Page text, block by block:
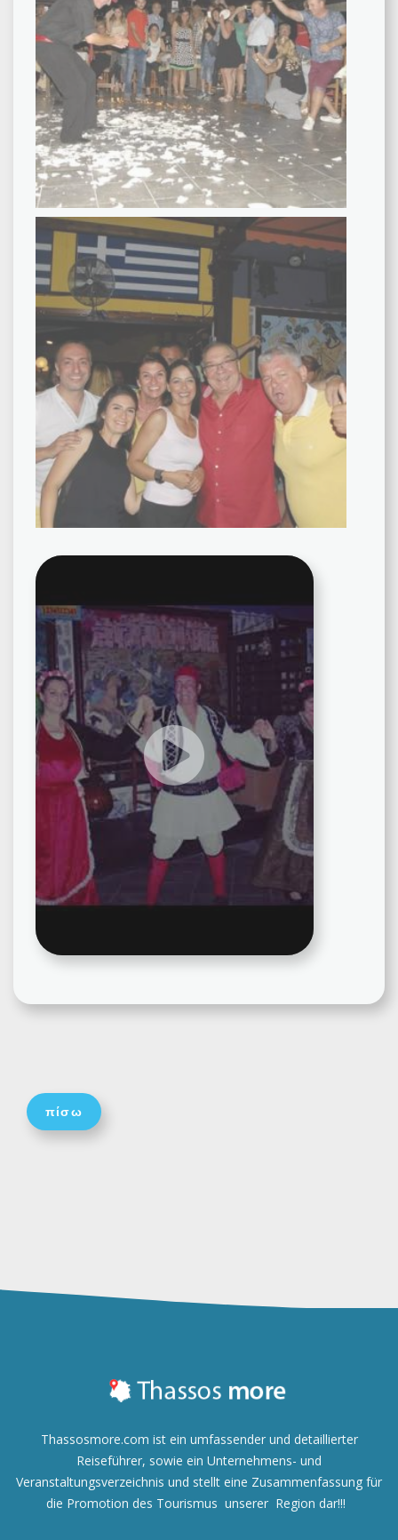
Thassosmore.com ist ein umfassender und detaillierter
Reiseführer, sowie ein Unternehmens- und
Veranstaltungsverzeichnis und stellt eine Zusammenfassung für
die Promotion des Tourismus unserer Region dar!!!